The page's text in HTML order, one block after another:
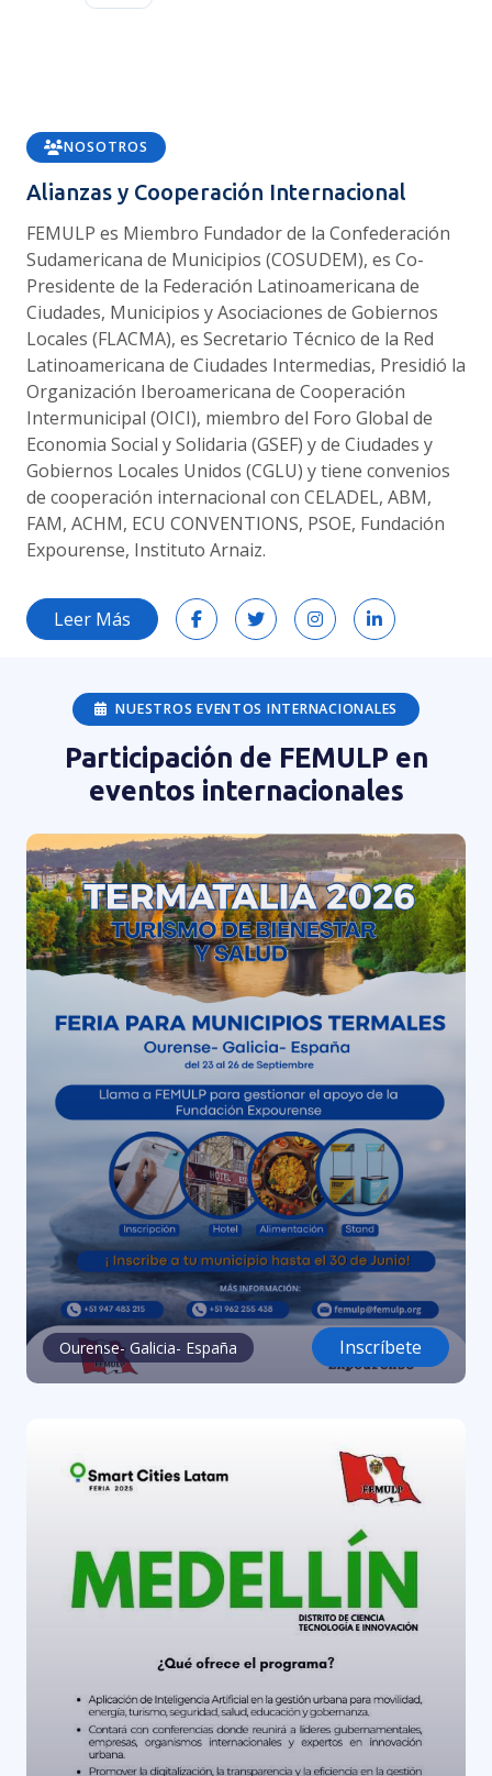
NOSOTROS
Alianzas y Cooperación Internacional
FEMULP es Miembro Fundador de la Confederación
Sudamericana de Municipios (COSUDEM), es Co-
Presidente de la Federación Latinoamericana de
Ciudades, Municipios y Asociaciones de Gobiernos
Locales (FLACMA), es Secretario Técnico de la Red
Latinoamericana de Ciudades Intermedias, Presidió la
Organización Iberoamericana de Cooperación
Intermunicipal (OICI), miembro del Foro Global de
Economia Social y Solidaria (GSEF) y de Ciudades y
Gobiernos Locales Unidos (CGLU) y tiene convenios
de cooperación internacional con CELADEL, ABM,
FAM, ACHM, ECU CONVENTIONS, PSOE, Fundación
Expourense, Instituto Arnaiz.
Leer Más
NUESTROS EVENTOS INTERNACIONALES
Participación de FEMULP en
eventos internacionales
Ourense- Galicia- España Inscríbete